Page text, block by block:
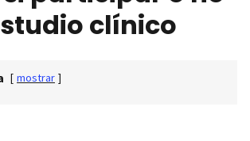
clínico
[ mostrar ]